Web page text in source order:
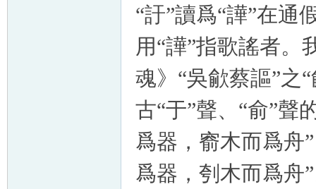
“訏”讀爲“譁”在通
用“譁”指歌謠者。
魂》“吳歈蔡謳”之
古“于”聲、“俞”聲
爲器，窬木而爲舟
爲器，刳木而爲舟